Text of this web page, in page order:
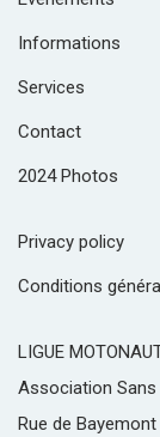
Informations
Services
Contact
2024 Photos
Privacy policy
Conditions
LIGUE
Association
Rue de